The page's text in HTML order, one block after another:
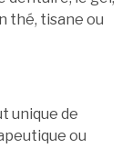
thé, tisane ou
unique de
ou